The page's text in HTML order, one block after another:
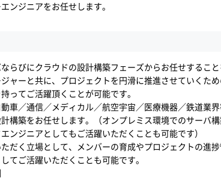
ンジニアをお任せします。
らびにクラウドの設計構築フェーズからお任せするこ
ャーと共に、プロジェクトを円滑に推進させていくた
ってご活躍頂くことが可能です。
車／通信／メディカル／航空宇宙／医療機器／鉄道業
構築をお任せします。（オンプレミス環境でのサーバ
ンジニアとしてもご活躍いただくことも可能です）
だく立場として、メンバーの育成やプロジェクトの進
てご活躍いただくことも可能です。